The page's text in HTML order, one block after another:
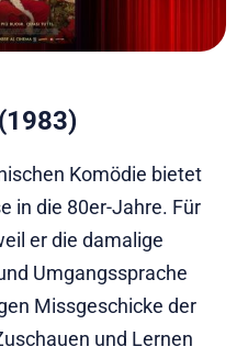
Komödie bietet
in die 80er-Jahre. Für
er die damalige
Umgangssprache
Missgeschicke der
und Lernen